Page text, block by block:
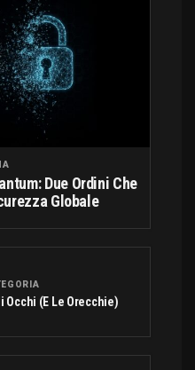
Due Ordini Che
Globale
Occhi (e Le Orecchie)